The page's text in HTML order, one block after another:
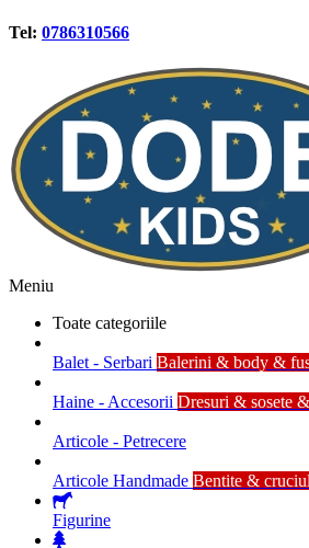
Tel: 0786310566
Meniu
Toate categoriile
Balet - Serbari Balerini & body &
Haine - Accesorii Dresuri & sosete
Articole - Petrecere
Articole Handmade Bentite &
Figurine